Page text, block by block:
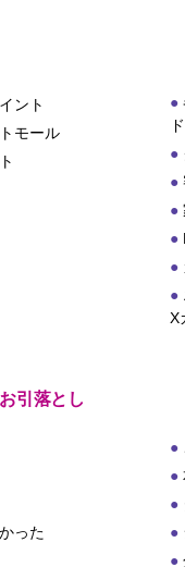
ント
モール
ド
X
引落とし
った